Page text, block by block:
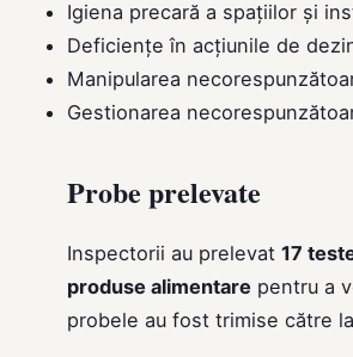
Igiena precară a spațiilor și
Deficiențe în acțiunile de
Manipularea
Gestionarea
Probe prelevate
Inspectorii au prelevat 17
produse alimentare pentru a
probele au fost trimise către